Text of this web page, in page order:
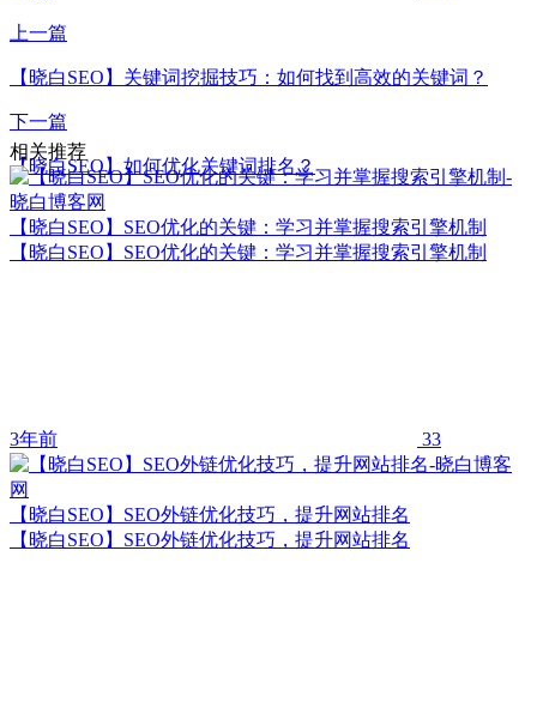
上一篇
【晓白SEO】关键词挖掘技巧：如何找到高效的关键词？
下一篇
【晓白SEO】如何优化关键词排名？
相关推荐
【晓白SEO】SEO优化的关键：学习并掌握搜索引擎机制
【晓白SEO】SEO优化的关键：学习并掌握搜索引擎机制
3年前 33
【晓白SEO】SEO外链优化技巧，提升网站排名
【晓白SEO】SEO外链优化技巧，提升网站排名